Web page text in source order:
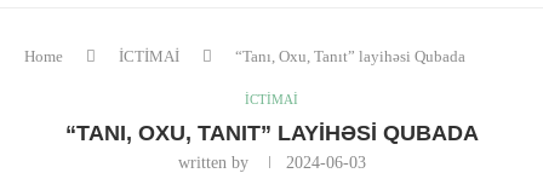
Home İCTİMAİ “Tanı, Oxu, Tanıt” layihəsi Qubada
İCTİMAİ
“TANI, OXU, TANIT” LAYIHƏSI QUBADA
written by 2024-06-03